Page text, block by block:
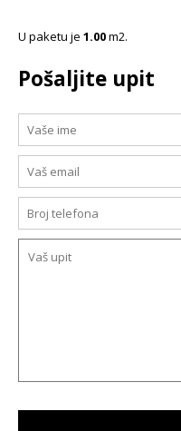
U paketu je 1.00m2.
Pošaljite upit